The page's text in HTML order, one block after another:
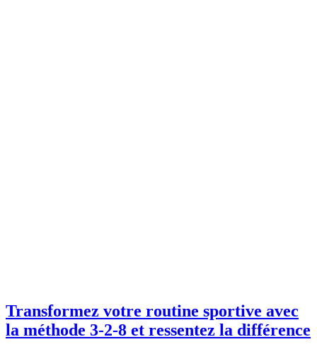
Transformez votre routine sportive avec
la méthode 3-2-8 et ressentez la différence